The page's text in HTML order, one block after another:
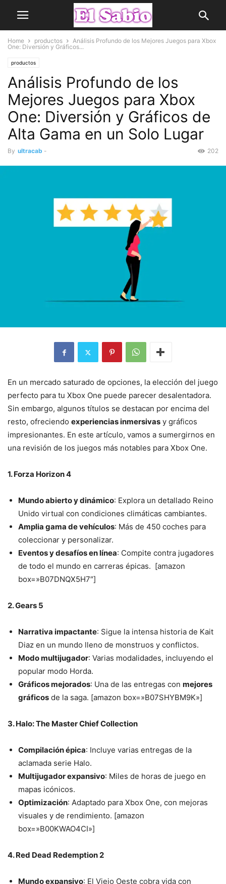
Home productos
Análisis Profundo de los Mejores Juegos para Xbox
One: Diversión y Gráficos...
productos
Análisis Profundo de los
Mejores Juegos para Xbox
One: Diversión y Gráficos de
Alta Gama en un Solo Lugar
By ultracab - 202
En un mercado saturado de opciones, la elección del juego
perfecto para tu Xbox One puede parecer desalentadora.
Sin embargo, algunos títulos se destacan por encima del
resto, ofreciendo experiencias inmersivas y gráficos
impresionantes. En este artículo, vamos a sumergirnos en
una revisión de los juegos más notables para Xbox One.
1. Forza Horizon 4
Mundo abierto y dinámico: Explora un detallado Reino
Unido virtual con condiciones climáticas cambiantes.
Amplia gama de vehículos: Más de 450 coches para
coleccionar y personalizar.
Eventos y desafíos en línea: Compite contra jugadores
de todo el mundo en carreras épicas. [amazon
box=»B07DNQX5H7″]
2. Gears 5
Narrativa impactante: Sigue la intensa historia de Kait
Diaz en un mundo lleno de monstruos y conflictos.
Modo multijugador: Varias modalidades, incluyendo el
popular modo Horda.
Gráficos mejorados: Una de las entregas con mejores
gráficos de la saga. [amazon box=»B07SHYBM9K»]
3. Halo: The Master Chief Collection
Compilación épica: Incluye varias entregas de la
aclamada serie Halo.
Multijugador expansivo: Miles de horas de juego en
mapas icónicos.
Optimización: Adaptado para Xbox One, con mejoras
visuales y de rendimiento. [amazon
box=»B00KWAO4CI»]
4. Red Dead Redemption 2
Mundo expansivo: El Viejo Oeste cobra vida con